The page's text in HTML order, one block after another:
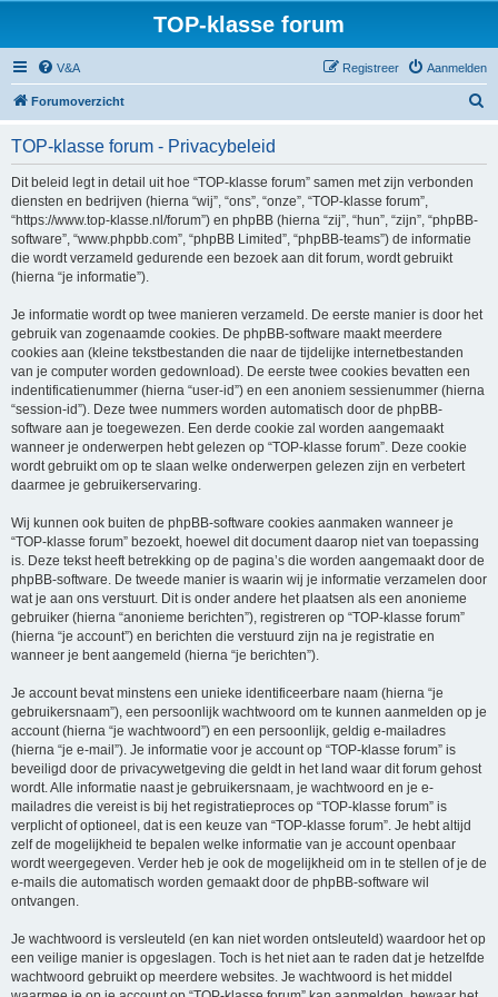
TOP-klasse forum
V&A Aanmelden
Registreer
Forumoverzicht
TOP-klasse forum - Privacybeleid
Dit beleid legt in detail uit hoe “TOP-klasse forum” samen met zijn verbonden
diensten en bedrijven (hierna “wij”, “ons”, “onze”, “TOP-klasse forum”,
“https://www.top-klasse.nl/forum”) en phpBB (hierna “zij”, “hun”, “zijn”, “phpBB-
software”, “www.phpbb.com”, “phpBB Limited”, “phpBB-teams”) de informatie
die wordt verzameld gedurende een bezoek aan dit forum, wordt gebruikt
(hierna “je informatie”).
Je informatie wordt op twee manieren verzameld. De eerste manier is door het
gebruik van zogenaamde cookies. De phpBB-software maakt meerdere
cookies aan (kleine tekstbestanden die naar de tijdelijke internetbestanden
van je computer worden gedownload). De eerste twee cookies bevatten een
indentificatienummer (hierna “user-id”) en een anoniem sessienummer (hierna
“session-id”). Deze twee nummers worden automatisch door de phpBB-
software aan je toegewezen. Een derde cookie zal worden aangemaakt
wanneer je onderwerpen hebt gelezen op “TOP-klasse forum”. Deze cookie
wordt gebruikt om op te slaan welke onderwerpen gelezen zijn en verbetert
daarmee je gebruikerservaring.
Wij kunnen ook buiten de phpBB-software cookies aanmaken wanneer je
“TOP-klasse forum” bezoekt, hoewel dit document daarop niet van toepassing
is. Deze tekst heeft betrekking op de pagina’s die worden aangemaakt door de
phpBB-software. De tweede manier is waarin wij je informatie verzamelen door
wat je aan ons verstuurt. Dit is onder andere het plaatsen als een anonieme
gebruiker (hierna “anonieme berichten”), registreren op “TOP-klasse forum”
(hierna “je account”) en berichten die verstuurd zijn na je registratie en
wanneer je bent aangemeld (hierna “je berichten”).
Je account bevat minstens een unieke identificeerbare naam (hierna “je
gebruikersnaam”), een persoonlijk wachtwoord om te kunnen aanmelden op je
account (hierna “je wachtwoord”) en een persoonlijk, geldig e-mailadres
(hierna “je e-mail”). Je informatie voor je account op “TOP-klasse forum” is
beveiligd door de privacywetgeving die geldt in het land waar dit forum gehost
wordt. Alle informatie naast je gebruikersnaam, je wachtwoord en je e-
mailadres die vereist is bij het registratieproces op “TOP-klasse forum” is
verplicht of optioneel, dat is een keuze van “TOP-klasse forum”. Je hebt altijd
zelf de mogelijkheid te bepalen welke informatie van je account openbaar
wordt weergegeven. Verder heb je ook de mogelijkheid om in te stellen of je de
e-mails die automatisch worden gemaakt door de phpBB-software wil
ontvangen.
Je wachtwoord is versleuteld (en kan niet worden ontsleuteld) waardoor het op
een veilige manier is opgeslagen. Toch is het niet aan te raden dat je hetzelfde
wachtwoord gebruikt op meerdere websites. Je wachtwoord is het middel